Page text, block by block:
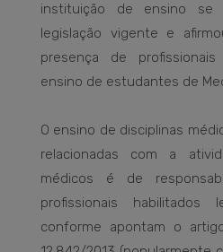
instituição de ensino se
legislação vigente e
presença de
ensino de estudantes de
O ensino de disciplinas
relacionadas com a
médicos é de
profissionais habilitados
conforme apontam o